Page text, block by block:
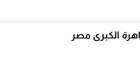
الكبرى مصر